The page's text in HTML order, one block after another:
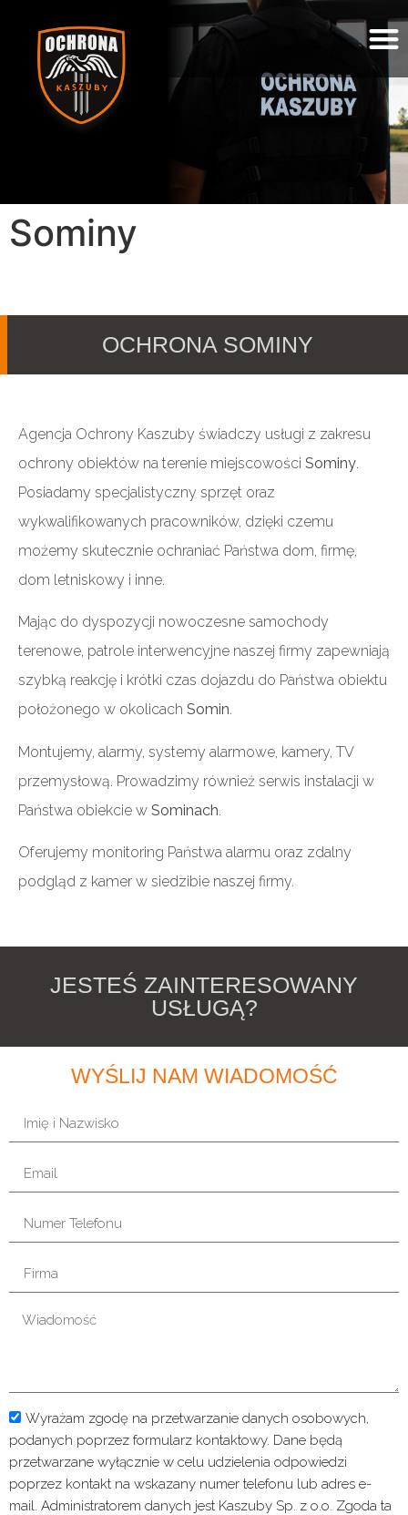
Sominy
OCHRONA SOMINY
Agencja Ochrony Kaszuby świadczy usługi z zakresu
ochrony obiektów na terenie miejscowości Sominy.
Posiadamy specjalistyczny sprzęt oraz
wykwalifikowanych pracowników, dzięki czemu
możemy skutecznie ochraniać Państwa dom, firmę,
dom letniskowy i inne.
Mając do dyspozycji nowoczesne samochody
terenowe, patrole interwencyjne naszej firmy zapewniają
szybką reakcję i krótki czas dojazdu do Państwa obiektu
położonego w okolicach Somin.
Montujemy, alarmy, systemy alarmowe, kamery, TV
przemysłową. Prowadzimy również serwis instalacji w
Państwa obiekcie w Sominach
Oferujemy monitoring Państwa alarmu oraz zdalny
podgląd z kamer w siedzibie naszej firmy.
JESTEŚ ZAINTERESOWANY
USŁUGĄ?
WYŚLIJ NAM WIADOMOŚĆ
Wyrażam zgodę na przetwarzanie danych osobowych,
podanych poprzez formularz kontaktowy. Dane będą
przetwarzane wyłącznie w celu udzielenia odpowiedzi
poprzez kontakt na wskazany numer telefonu lub adres e-
mail. Administratorem danych jest Kaszuby Sp. z o.o. Zgoda ta